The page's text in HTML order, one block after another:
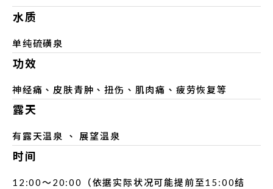
水质
单纯硫磺泉
功效
神经痛、皮肤青肿、扭伤、肌肉痛、疲劳恢复等
露天
有露天温泉 、 展望温泉
时间
12:00～20:00（依据实际状况可能提前至15:00结